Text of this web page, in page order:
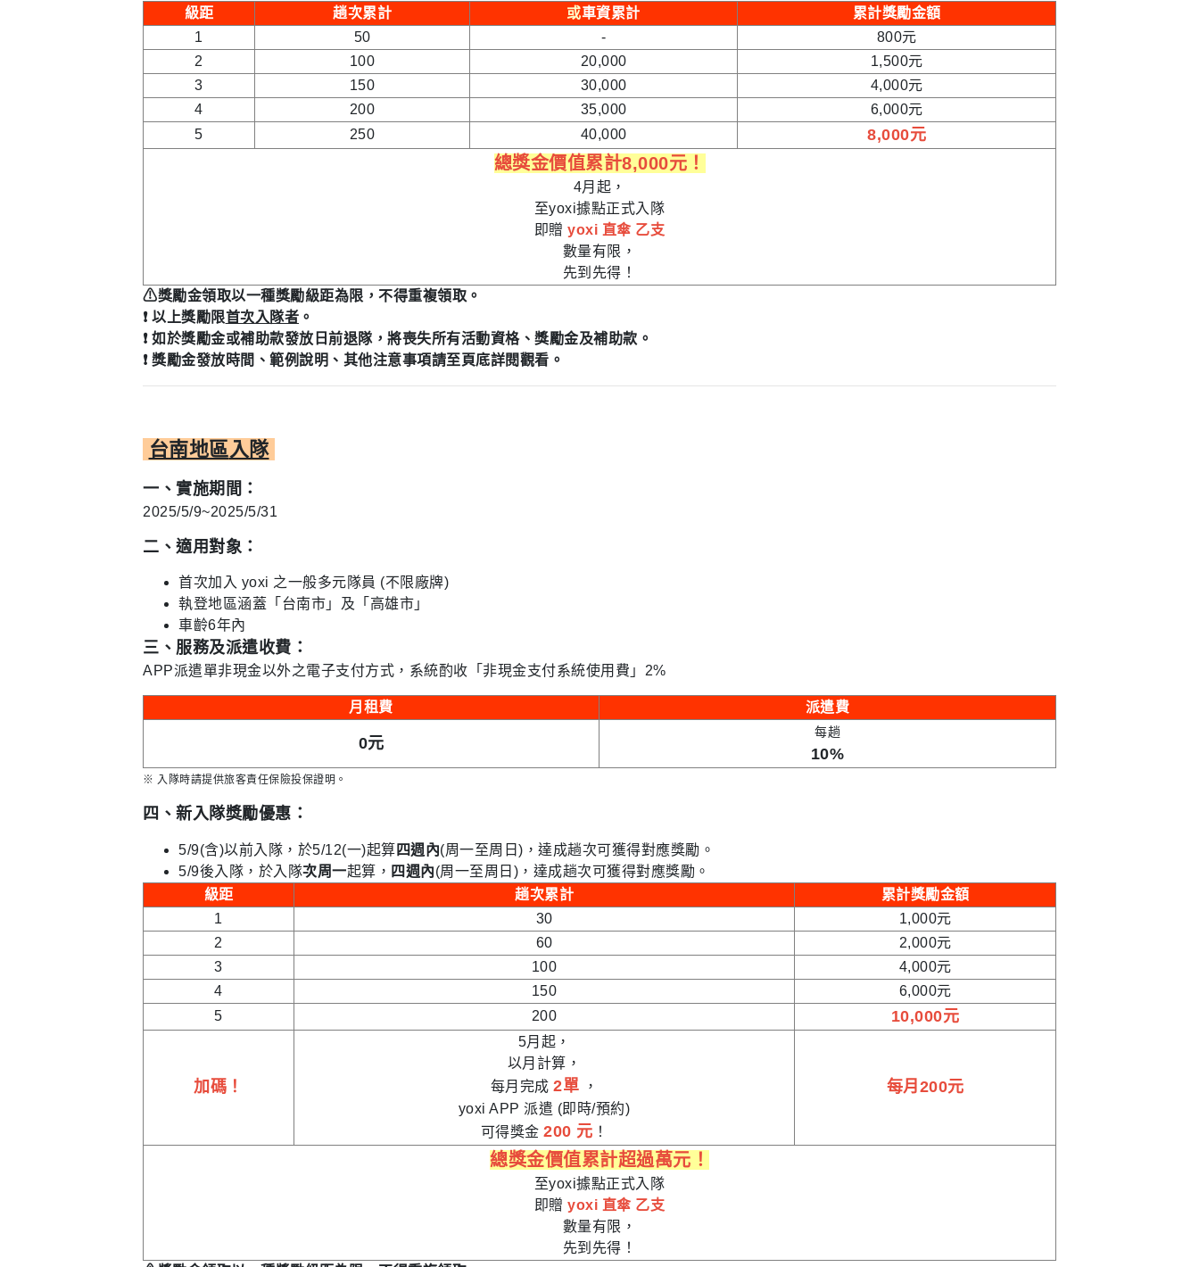
級距 趟次累計 或車資累計
累計獎勵金額
1
50 -
800元
2
100 20,000
1,500元
3
150 30,000
4,000元
4
200 35,000
6,000元
5
250 40,000 8,000元
總獎金價值累計8,000元！
4月起，
至yoxi據點正式入隊
即贈 yoxi 直傘 乙支
數量有限，
先到先得！
⚠獎勵金領取以一種獎勵級距為限，不得重複領取。
❗ 以上獎勵限首次入隊者 。
❗ 如於獎勵金或補助款發放日前退隊，將喪失所有活動資格、獎勵金及補助款。
❗ 獎勵金發放時間、範例說明、其他注意事項請至頁底詳閱觀看。
台南地區入隊
一、實施期間：
2025/5/9~2025/5/31
二、適用對象：
首次加入 yoxi 之一般多元隊員 (不限廠牌)
執登地區涵蓋「台南市」及「高雄市」
車齡6年內
三、服務及派遣收費：
APP派遣單非現金以外之電子支付方式，系統酌收「非現金支付系統使用費」2%
月租費 派遣費
0元
每趟
10%
※ 入隊時請提供旅客責任保險投保證明。
四、新入隊獎勵優惠：
5/9(含)以前入隊，於5/12(一)起算 四週內(周一至周日)，達成趟次可獲得對應獎勵。
5/9後入隊，於入隊次周一起算， 四週內(周一至周日)，達成趟次可獲得對應獎勵。
級距
趟次累計
累計獎勵金額
1
30
1,000元
2
60
2,000元
3
100
4,000元
4
150
6,000元
5
200 10,000元
加碼！
5月起，
以月計算，
每月完成2單
，
yoxi APP 派遣 (即時/預約)
可得獎金200 元 ！
每月200元
總獎金價值累計超過萬元！
至yoxi據點正式入隊
即贈 yoxi 直傘 乙支
數量有限，
先到先得！